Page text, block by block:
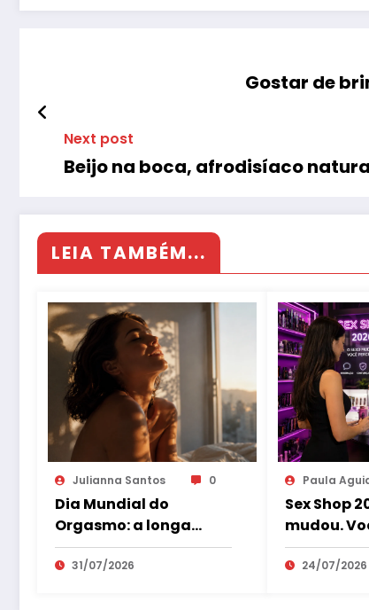
Gostar de
Next post
Beijo na boca, afrodisíaco
LEIA TAMBÉM...
Julianna Santos 0
Dia Mundial do
Orgasmo: a longa
jornada para tirar o
prazer das sombras
31/07/2026
Paula
Sex Shop
mudou.
percebeu?
24/07/2026